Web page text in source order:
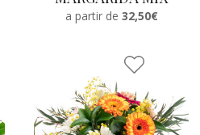
a partir de 32,50€